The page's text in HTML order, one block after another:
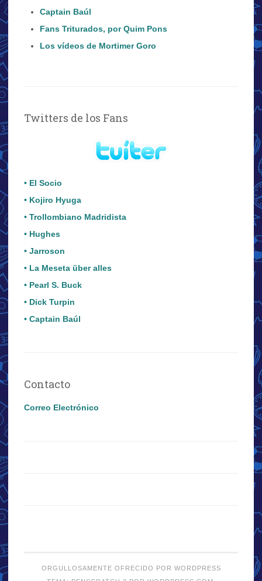
Captain Baúl
Fans Triturados, por Quim Pons
Los vídeos de Mortimer Goro
Twitters de los Fans
• El Socio
• Kojiro Hyuga
• Trollombiano Madridista
• Hughes
• Jarroson
• La Meseta über alles
• Pearl S. Buck
• Dick Turpin
• Captain Baúl
Contacto
Correo Electrónico
ORGULLOSAMENTE OFRECIDO POR WORDPRESS